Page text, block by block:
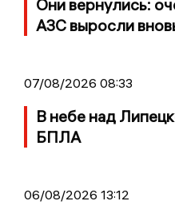
Они вернулись:
АЗС выросли
07/08/2026 08:33
В небе над
БПЛА
06/08/2026 13:12